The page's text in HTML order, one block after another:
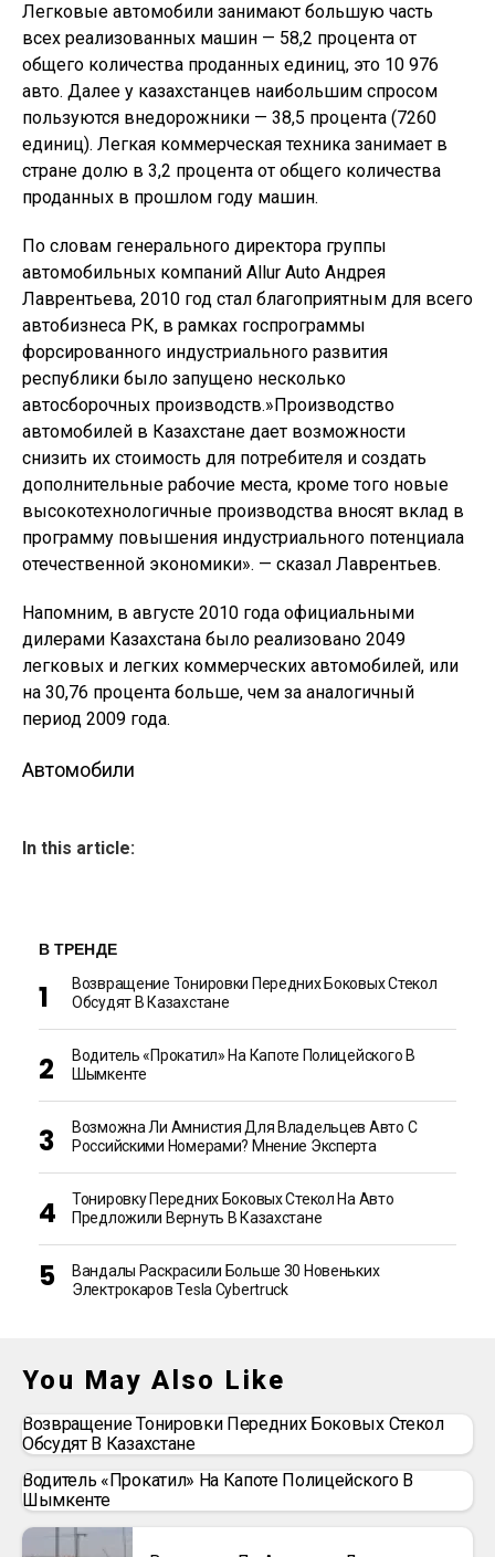
Легковые автомобили занимают большую часть
всех реализованных машин — 58,2 процента от
общего количества проданных единиц, это 10 976
авто. Далее у казахстанцев наибольшим спросом
пользуются внедорожники — 38,5 процента (7260
единиц). Легкая коммерческая техника занимает в
стране долю в 3,2 процента от общего количества
проданных в прошлом году машин.
По словам генерального директора группы
автомобильных компаний Allur Auto Андрея
Лаврентьева, 2010 год стал благоприятным для всего
автобизнеса РК, в рамках госпрограммы
форсированного индустриального развития
республики было запущено несколько
автосборочных производств.»Производство
автомобилей в Казахстане дает возможности
снизить их стоимость для потребителя и создать
дополнительные рабочие места, кроме того новые
высокотехнологичные производства вносят вклад в
программу повышения индустриального потенциала
отечественной экономики». — сказал Лаврентьев.
Напомним, в августе 2010 года официальными
дилерами Казахстана было реализовано 2049
легковых и легких коммерческих автомобилей, или
на 30,76 процента больше, чем за аналогичный
период 2009 года.
Автомобили
In this article:
В ТРЕНДЕ
Возвращение Тонировки Передних Боковых Стекол
Обсудят В Казахстане
Водитель «прокатил» На Капоте Полицейского В
Шымкенте
Возможна Ли Амнистия Для Владельцев Авто С
Российскими Номерами? Мнение Эксперта
Тонировку Передних Боковых Стекол На Авто
Предложили Вернуть В Казахстане
Вандалы Раскрасили Больше 30 Новеньких
Электрокаров Tesla Cybertruck
You May Also Like
Возвращение Тонировки Передних Боковых Стекол
Обсудят В Казахстане
Водитель «прокатил» На Капоте Полицейского В
Шымкенте